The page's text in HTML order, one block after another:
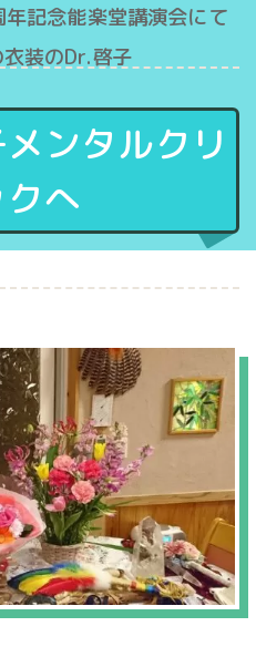
記念能楽堂講演会にて
装のDr.啓子
ンタルクリ
へ